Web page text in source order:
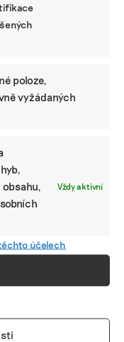
poloze,
vyžádaných
Vždy aktivní
účelech